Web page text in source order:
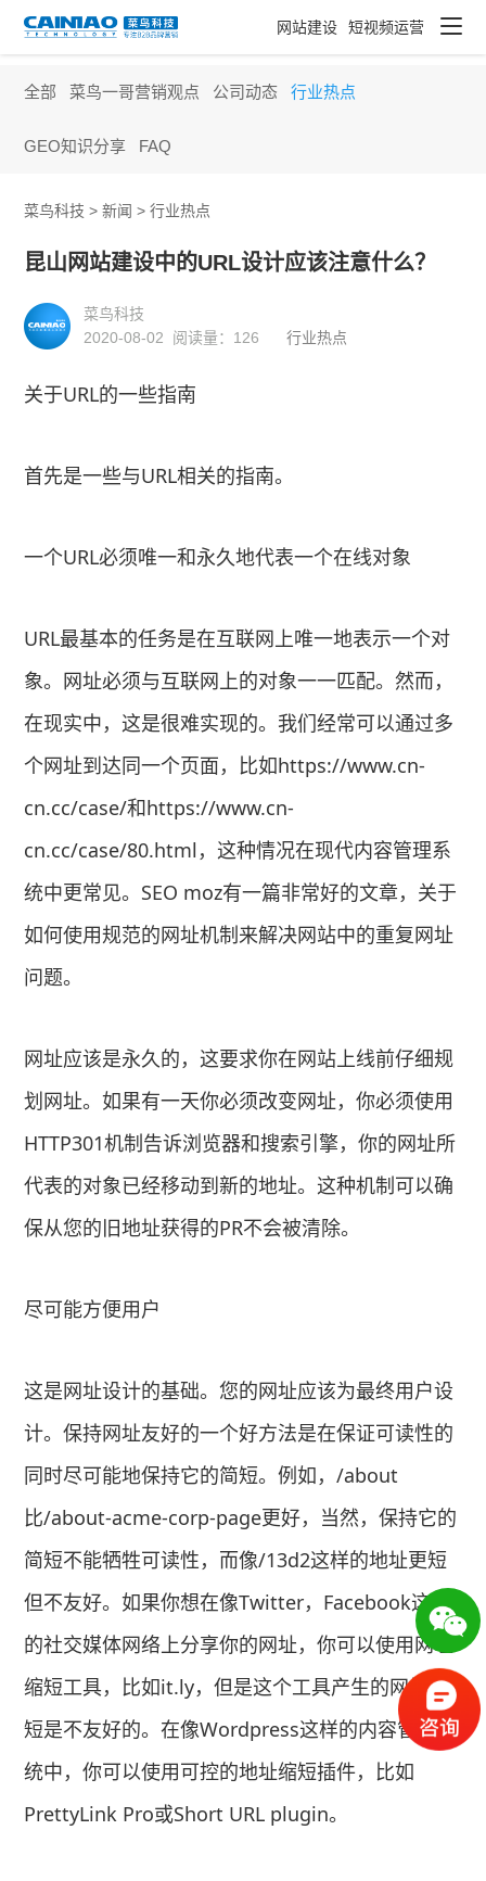
网站建设 短视频运营
全部 菜鸟一哥营销观点 公司动态 行业热点
GEO知识分享 FAQ
菜鸟科技 >新闻 >行业热点
昆山网站建设中的URL设计应该注意什么？
菜鸟科技
2020-08-02 阅读量： 126 行业热点
关于URL的一些指南
首先是一些与URL相关的指南。
一个URL必须唯一和永久地代表一个在线对象
URL最基本的任务是在互联网上唯一地表示一个对
象。网址必须与互联网上的对象一一匹配。然而，
在现实中，这是很难实现的。我们经常可以通过多
个网址到达同一个页面，比如https://www.cn-
cn.cc/case/和https://www.cn-
cn.cc/case/80.html，这种情况在现代内容管理系
统中更常见。SEO moz有一篇非常好的文章，关于
如何使用规范的网址机制来解决网站中的重复网址
问题。
网址应该是永久的，这要求你在网站上线前仔细规
划网址。如果有一天你必须改变网址，你必须使用
HTTP301机制告诉浏览器和搜索引擎，你的网址所
代表的对象已经移动到新的地址。这种机制可以确
保从您的旧地址获得的PR不会被清除。
尽可能方便用户
这是网址设计的基础。您的网址应该为最终用户设
计。保持网址友好的一个好方法是在保证可读性的
同时尽可能地保持它的简短。例如，/about
比/about-acme-corp-page更好，当然，保持它的
简短不能牺牲可读性，而像/13d2这样的地址更短
但不友好。如果你想在像Twitter，Facebook这样
的社交媒体网络上分享你的网址，你可以使用网址
缩短工具，比如it.ly，但是这个工具产生的网址缩
短是不友好的。在像Wordpress这样的内容管理系
统中，你可以使用可控的地址缩短插件，比如
PrettyLink Pro或Short URL plugin。